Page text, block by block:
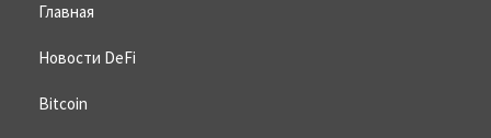
Главная
Новости DeFi
Bitcoin
Home»Bitcoin